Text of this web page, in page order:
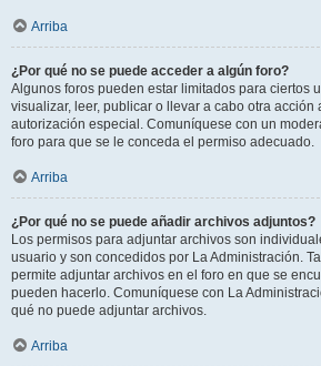
Arriba
¿Por qué no se puede acceder a algún foro?
Algunos foros pueden estar limitados para ciertos
visualizar, leer, publicar o llevar a cabo otra acción
autorización especial. Comuníquese con un
foro para que se le conceda el permiso adecuado.
Arriba
¿Por qué no se puede añadir archivos adjuntos?
Los permisos para adjuntar archivos son
usuario y son concedidos por La Administración.
permite adjuntar archivos en el foro en que se
pueden hacerlo. Comuníquese con La
qué no puede adjuntar archivos.
Arriba